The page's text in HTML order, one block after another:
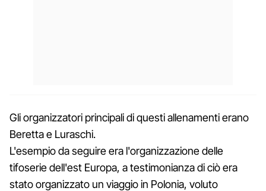
Gli organizzatori principali di questi allenamenti erano
Beretta e Luraschi.
L'esempio da seguire era l'organizzazione delle
tifoserie dell'est Europa, a testimonianza di ciò era
stato organizzato un viaggio in Polonia, voluto